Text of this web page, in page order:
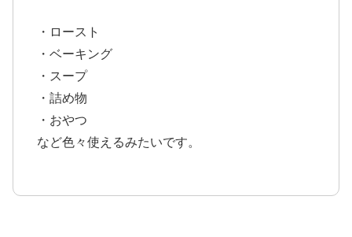
・ロースト
・ベーキング
・スープ
・詰め物
・おやつ
など色々使えるみたいです。